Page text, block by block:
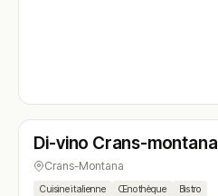
N° 4
Di-vino Crans-montana
Crans-Montana
Cuisine italienne Œnothèque Bistro